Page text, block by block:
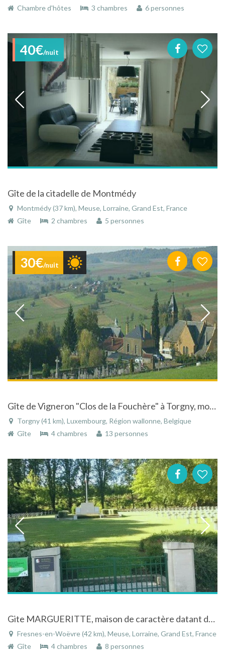
Chambre d'hôtes 3 chambres 6 personnes
40€/nuit
Gîte de la citadelle de Montmédy
Montmédy (37 km), Meuse, Lorraine, Grand Est, France
Gîte
2 chambres 5 personnes
30€/nuit
Gîte de Vigneron "Clos de la Fouchère" à Torgny, modulable pour 2à20 personnes
Torgny (41 km), Luxembourg, Région wallonne, Belgique
Gîte
4 chambres 13 personnes
Gite MARGUERITTE, maison de caractère datant des années 1930.
Fresnes-en-Woëvre (42 km), Meuse, Lorraine, Grand Est, France
Gîte
4 chambres 8 personnes